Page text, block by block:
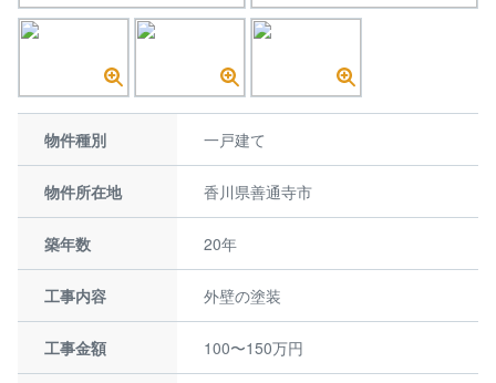
物件種別 一戸建て
物件所在地 香川県善通寺市
築年数 20年
工事内容 外壁の塗装
工事金額 100〜150万円